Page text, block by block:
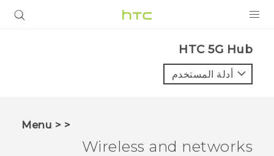
VIVE
VIVERSE
HTC 5G Hub‎
أدلة المستخدم
< < Menu
Wireless and networks